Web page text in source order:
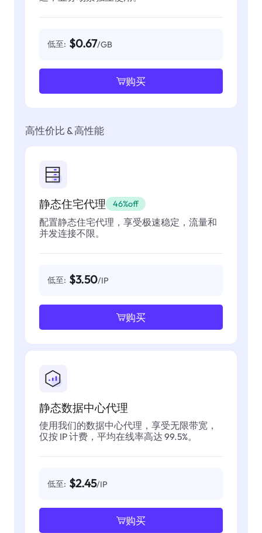
低至: $0.67/GB
购买
高性价比 & 高性能
静态住宅代理 46%off
配置静态住宅代理，享受极速稳定，流量和
并发连接不限。
低至: $3.50/IP
购买
静态数据中心代理
使用我们的数据中心代理，享受无限带宽，
仅按 IP 计费，平均在线率高达 99.5%。
低至: $2.45/IP
购买